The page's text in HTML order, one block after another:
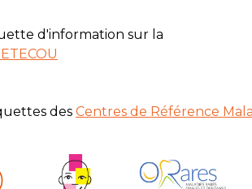
d'information sur la
desCentres de Référence